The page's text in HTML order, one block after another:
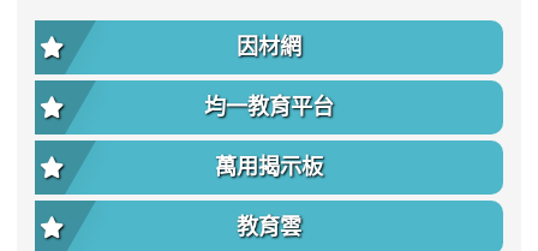
因材網
均一教育平台
萬用揭示板
教育雲